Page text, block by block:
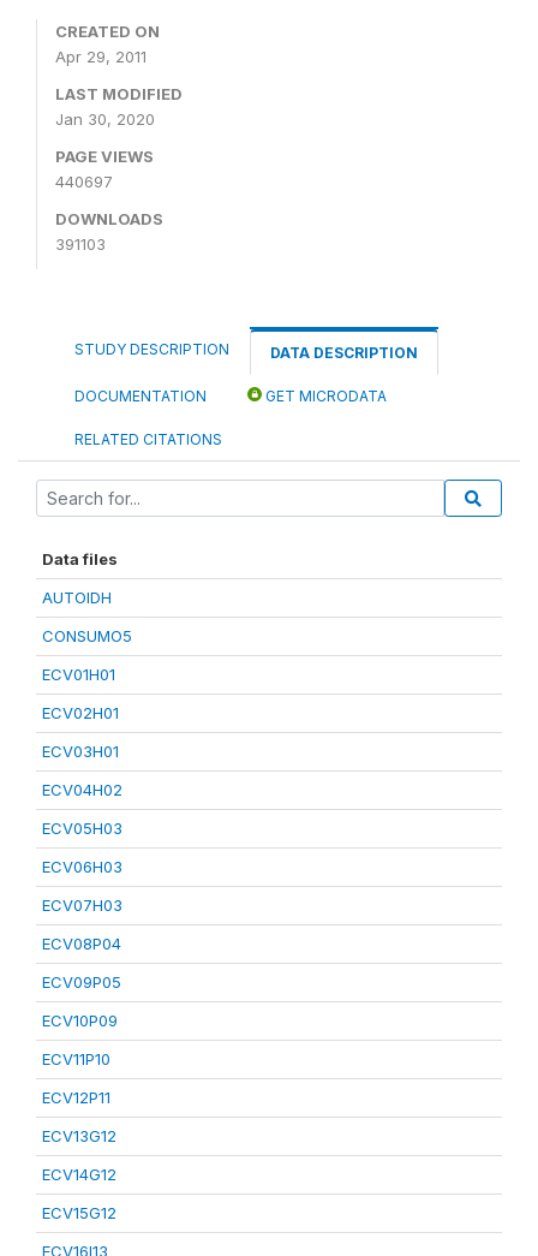
CREATED ON
Apr 29, 2011
LAST MODIFIED
Jan 30, 2020
PAGE VIEWS
440697
DOWNLOADS
391103
STUDY DESCRIPTION DATA DESCRIPTION
DOCUMENTATION GET MICRODATA
RELATED CITATIONS
Data files
AUTOIDH
CONSUMO5
ECV01H01
ECV02H01
ECV03H01
ECV04H02
ECV05H03
ECV06H03
ECV07H03
ECV08P04
ECV09P05
ECV10P09
ECV11P10
ECV12P11
ECV13G12
ECV14G12
ECV15G12
ECV16I13